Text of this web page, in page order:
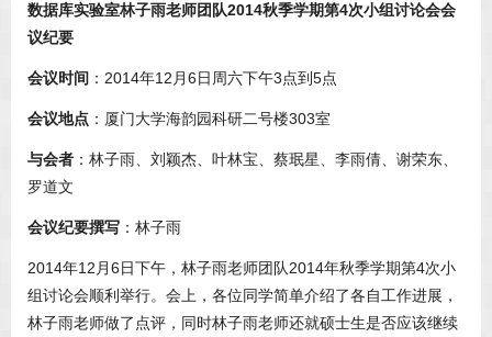
数据库实验室林子雨老师团队2014秋季学期第4次小组讨论会会
议纪要
会议时间 ：2014年12月6日周六下午3点到5点
会议地点 ：厦门大学海韵园科研二号楼303室
与会者 ：林子雨、刘颖杰、叶林宝、蔡珉星、李雨倩、谢荣东、
罗道文
会议纪要撰写 ：林子雨
2014年12月6日下午，林子雨老师团队2014年秋季学期第4次小
组讨论会顺利举行。会上，各位同学简单介绍了各自工作进展，
林子雨老师做了点评，同时林子雨老师还就硕士生是否应该继续